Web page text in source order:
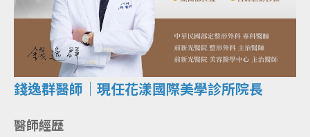
錢逸群醫師｜現任花漾國際美學診所院長
醫師經歷